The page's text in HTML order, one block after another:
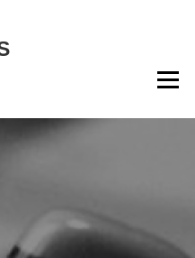
Menü